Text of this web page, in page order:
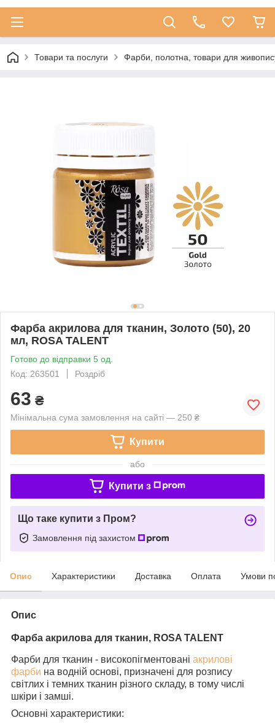
Товари та послуги Фарби, полотна, товари для
Фарба акрилова для тканин, Золото (50), 20
мл, ROSA TALENT
Готово до відправки 5 од.
Код: 263501
Роздріб
63 ₴
Мінімальна сума замовлення на сайті — 250 ₴
Купити
або
Купити з
Що таке купити з Пром?
Замовлення під захистом
Опис Характеристики Доставка Оплата Умови
Опис
Фарба акрилова для тканин, ROSA TALENT
Фарби для тканин - високопігментовані акрилові
фарби на водній основі, призначені для розпису
світлих і темних тканин різного складу, в тому числі
шкіри і замші.
Основні характеристики: